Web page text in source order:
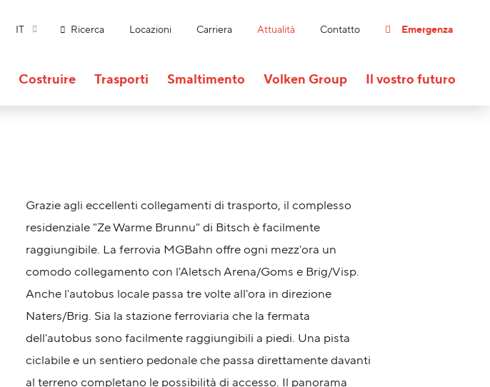
IT Ricerca Locazioni Carriera Attualità Contatto Emergenza
Costruire Trasporti Smaltimento Volken Group Il vostro futuro
Grazie agli eccellenti collegamenti di trasporto, il complesso
residenziale "Ze Warme Brunnu" di Bitsch è facilmente
raggiungibile. La ferrovia MGBahn offre ogni mezz'ora un
comodo collegamento con l'Aletsch Arena/Goms e Brig/Visp.
Anche l'autobus locale passa tre volte all'ora in direzione
Naters/Brig. Sia la stazione ferroviaria che la fermata
dell'autobus sono facilmente raggiungibili a piedi. Una pista
ciclabile e un sentiero pedonale che passa direttamente davanti
al terreno completano le possibilità di accesso. Il panorama